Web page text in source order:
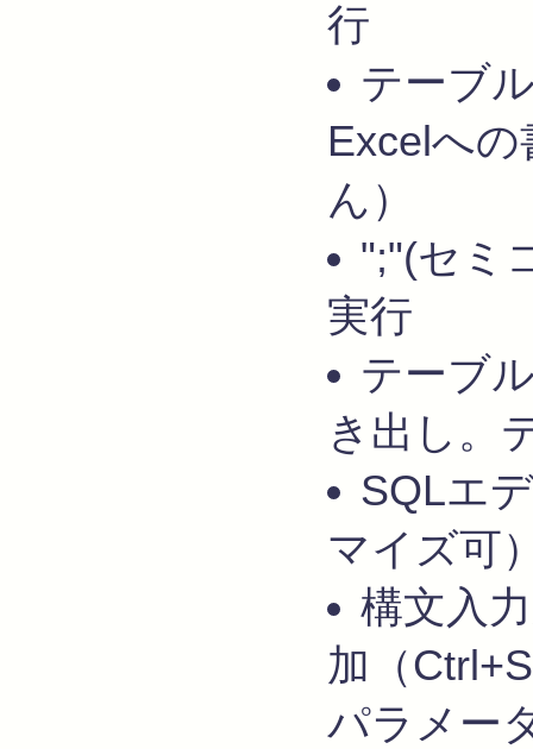
行
テーブ
Excelへ
ん）
";"(セミ
実行
テーブ
き出し。
SQLエ
マイズ可
構文入
加（
パラメー